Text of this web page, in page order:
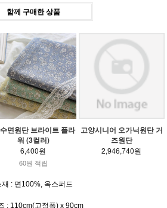
함께 구매한 상품
면원단 브라이트 플라
워 (3컬러)
6,400원
60원 적립
고양시니어 오가닉원단 거
즈원단
2,946,740원
재 : 면100%, 옥스퍼드
: 110cm(고정폭) x 90cm